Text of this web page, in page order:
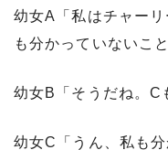
幼女A「私はチャー
も分かっていないこ
幼女B「そうだね。C
幼女C「うん、私も